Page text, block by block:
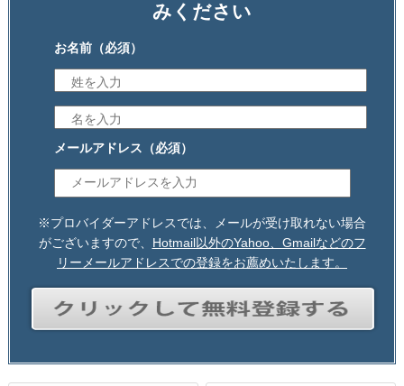
みください
お名前（必須）
メールアドレス （必須）
※プロバイダーアドレスでは、メールが受け取れない場合
がございますので、 Hotmail以外のYahoo、Gmailなどのフ
リーメールアドレスでの登録をお薦めいたします。